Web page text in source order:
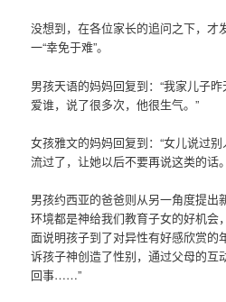
没想到，在各位家长的追问之下，才
一“幸免于难”。
男孩天语的妈妈回复到：“我家儿子
爱谁，说了很多次，他很生气。”
女孩雅文的妈妈回复到：“女儿说过
流过了，让她以后不要再说这类的话
男孩约西亚的爸爸则从另一角度提出
环境都是神给我们教育子女的好机会
面说明孩子到了对异性有好感欣赏的
诉孩子神创造了性别，通过父母的互
回事……”